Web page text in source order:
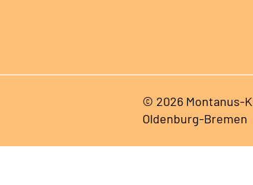
© 2026 Montanus-
Oldenburg-Bremen